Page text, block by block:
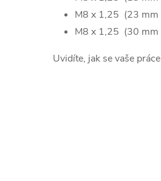
M8 x 1,25 (23 mm
M8 x 1,25 (30 mm
Uvidíte, jak se vaše